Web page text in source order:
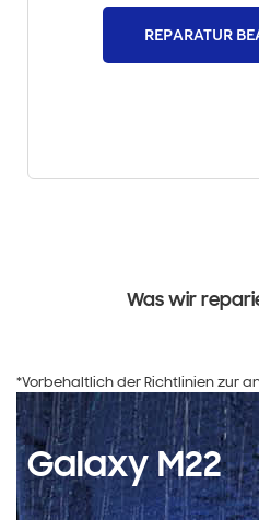
REPARATUR
Was wir
*Vorbehaltlich der Richtlinien zur
Galaxy M22